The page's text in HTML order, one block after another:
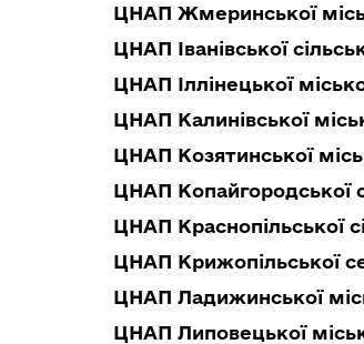
ЦНАП Жмеринської
ЦНАП Іванівської
ЦНАП Іллінецької
ЦНАП Калинівської
ЦНАП Козятинської
ЦНАП Копайгородської
ЦНАП Краснопільської
ЦНАП Крижопільської
ЦНАП Ладижинської
ЦНАП Липовецької